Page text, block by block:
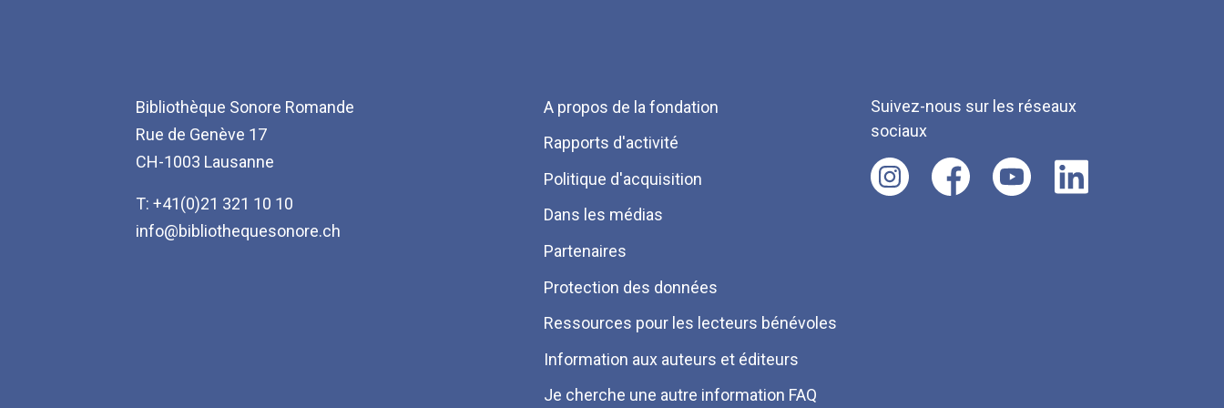
Bibliothèque Sonore Romande
Rue de Genève 17
CH-1003 Lausanne
T: +41(0)21 321 10 10
info@bibliothequesonore.ch
Menu
Pied
de
page
A propos de la fondation
Rapports d'activité
Politique d'acquisition
Dans les médias
Partenaires
Protection des données
Ressources pour les lecteurs bénévoles
Information aux auteurs et éditeurs
Je cherche une autre information FAQ
Suivez-nous sur les réseaux
sociaux